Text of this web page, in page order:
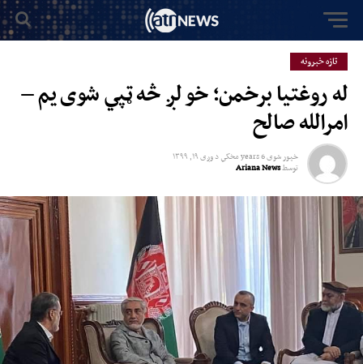
تازه خبرونه
له روغتیا برخمن؛ خو لږ څه ټپي شوی یم –
امرالله صالح
خپور شوی6 years مخکي دوږی ۱۹, ۱۳۹۹
توسطAriana News